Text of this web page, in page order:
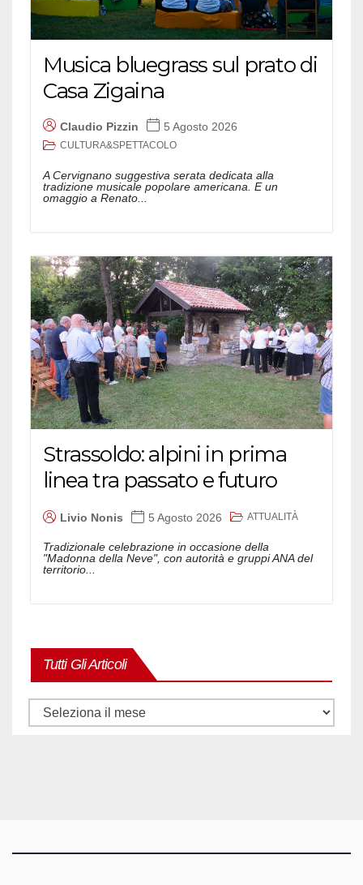
Musica bluegrass sul prato di
Casa Zigaina
Claudio Pizzin 5 Agosto 2026
CULTURA&SPETTACOLO
A Cervignano suggestiva serata dedicata alla
tradizione musicale popolare americana. E un
omaggio a Renato...
Strassoldo: alpini in prima
linea tra passato e futuro
Livio Nonis 5 Agosto 2026 ATTUALITÀ
Tradizionale celebrazione in occasione della
"Madonna della Neve", con autorità e gruppi ANA del
territorio...
Tutti Gli Articoli
Tutti